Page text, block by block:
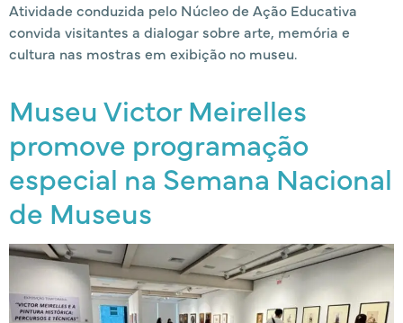
Atividade conduzida pelo Núcleo de Ação Educativa
convida visitantes a dialogar sobre arte, memória e
cultura nas mostras em exibição no museu.
Museu Victor Meirelles
promove programação
especial na Semana Nacional
de Museus